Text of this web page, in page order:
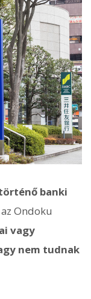
banki
Ondoku
vagy
nem tudnak